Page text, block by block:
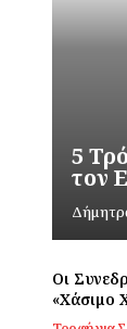
5
τον
Οι
«Χάσιμο